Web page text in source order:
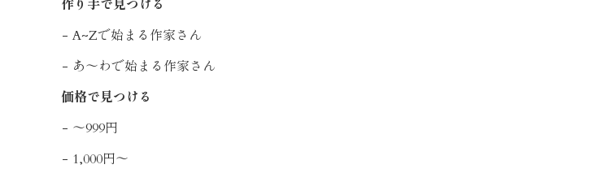
作り手で見つける
A~Zで始まる作家さん
あ〜わで始まる作家さん
価格で見つける
〜999円
1,000円〜